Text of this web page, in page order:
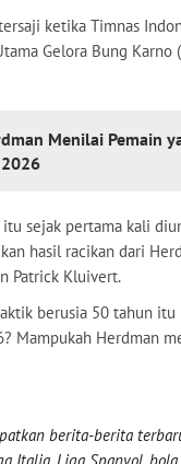
ketika Timnas
Gelora Bung Karno
Menilai Pemain
sejak pertama kali
hasil racikan dari
Patrick Kluivert.
berusia 50 tahun
Mampukah Herdman
berita-berita